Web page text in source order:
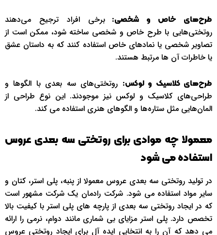
طرح‌های خاص و شخصی:برخی افراد ترجیح می‌دهند
روتختی‌هایی با طرح خاص و شخصی ساخته شود، ممکن است از
تصاویر شخصی یا نمادهای خاص استفاده کنند که به داستان عشق
یا خاطرات آن ها مرتبط هستند.
طرح‌های کلاسیک و لوکس: روتختی‌های سه بعدی با الگوها و
طراحی‌های کلاسیک و لوکس نیز موجودند. این نوع طراحی از
المان‌هایی مثل ستاره‌ها و الگوهای هنری استفاده می کند.
معمولا چه موادی برای روتختی سه بعدی عروس
استفاده می شود
در تولید روتختی سه بعدی عروس معمولا از پنبه، پلی استر، کتان و
سایر مواد استفاده می شود. شرکت رادمان یک شرکت مشهور است
که در ایجاد روتختی سه بعدی از پارچه های پلی استر با کیفیت بالا
تخصص دارد. پلی استر مزایای بی شماری مانند دوام، نرمی را ارائه
می دهد که آن را به انتخابی ایده آل برای ایجاد روتختی عروس